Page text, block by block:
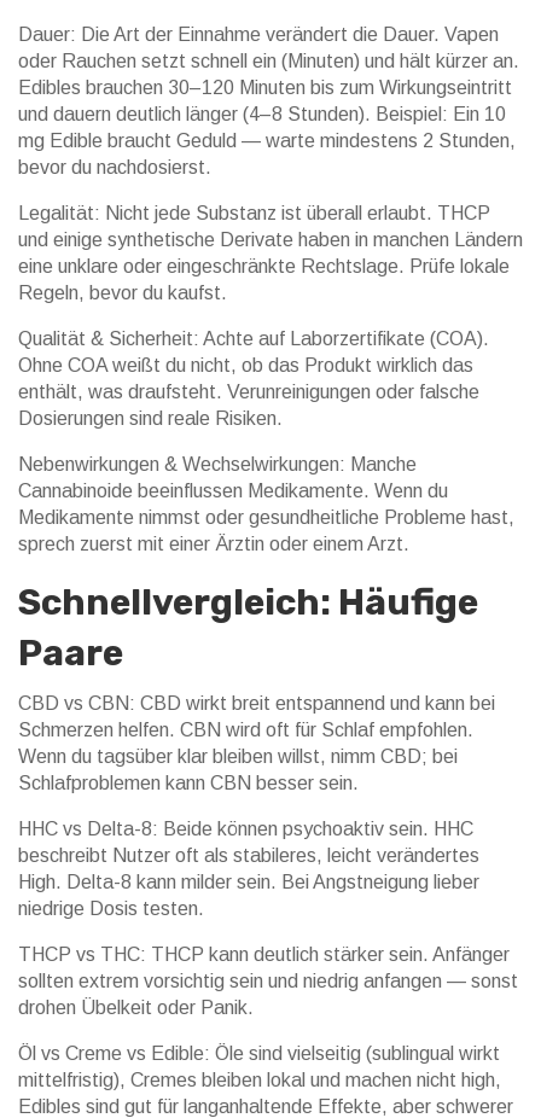
Dauer: Die Art der Einnahme verändert die Dauer. Vapen
oder Rauchen setzt schnell ein (Minuten) und hält kürzer an.
Edibles brauchen 30–120 Minuten bis zum Wirkungseintritt
und dauern deutlich länger (4–8 Stunden). Beispiel: Ein 10
mg Edible braucht Geduld — warte mindestens 2 Stunden,
bevor du nachdosierst.
Legalität: Nicht jede Substanz ist überall erlaubt. THCP
und einige synthetische Derivate haben in manchen Ländern
eine unklare oder eingeschränkte Rechtslage. Prüfe lokale
Regeln, bevor du kaufst.
Qualität & Sicherheit: Achte auf Laborzertifikate (COA).
Ohne COA weißt du nicht, ob das Produkt wirklich das
enthält, was draufsteht. Verunreinigungen oder falsche
Dosierungen sind reale Risiken.
Nebenwirkungen & Wechselwirkungen: Manche
Cannabinoide beeinflussen Medikamente. Wenn du
Medikamente nimmst oder gesundheitliche Probleme hast,
sprech zuerst mit einer Ärztin oder einem Arzt.
Schnellvergleich: Häufige
Paare
CBD vs CBN: CBD wirkt breit entspannend und kann bei
Schmerzen helfen. CBN wird oft für Schlaf empfohlen.
Wenn du tagsüber klar bleiben willst, nimm CBD; bei
Schlafproblemen kann CBN besser sein.
HHC vs Delta-8: Beide können psychoaktiv sein. HHC
beschreibt Nutzer oft als stabileres, leicht verändertes
High. Delta-8 kann milder sein. Bei Angstneigung lieber
niedrige Dosis testen.
THCP vs THC: THCP kann deutlich stärker sein. Anfänger
sollten extrem vorsichtig sein und niedrig anfangen — sonst
drohen Übelkeit oder Panik.
Öl vs Creme vs Edible: Öle sind vielseitig (sublingual wirkt
mittelfristig), Cremes bleiben lokal und machen nicht high,
Edibles sind gut für langanhaltende Effekte, aber schwerer